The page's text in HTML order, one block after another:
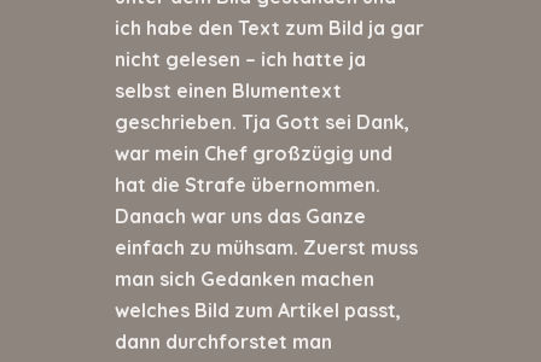
ich habe den Text zum Bild ja gar
nicht gelesen – ich hatte ja
selbst einen Blumentext
geschrieben. Tja Gott sei Dank,
war mein Chef großzügig und
hat die Strafe übernommen.
Danach war uns das Ganze
einfach zu mühsam. Zuerst muss
man sich Gedanken machen
welches Bild zum Artikel passt,
dann durchforstet man